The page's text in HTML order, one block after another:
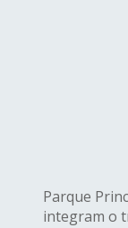
Parque
integram o